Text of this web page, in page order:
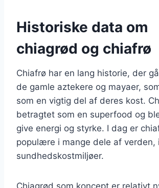
Historiske data om
chiagrød og chiafrø
Chiafrø har en lang historie, der
de gamle aztekere og mayaer,
som en vigtig del af deres kost.
betragtet som en superfood og
give energi og styrke. I dag er
populære i mange dele af
sundhedskostmiljøer.